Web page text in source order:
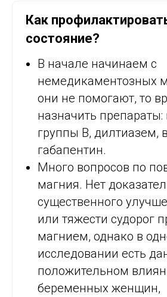
Как
состояние?
В начале начинаем с
немедикаментозных
они не помогают, то
назначить
группы В, дилтиазем,
габапентин.
Много вопросов по
магния. Нет
существенного
или тяжести судорог
магнием, однако в
исследовании есть
положительном
беременных женщин,